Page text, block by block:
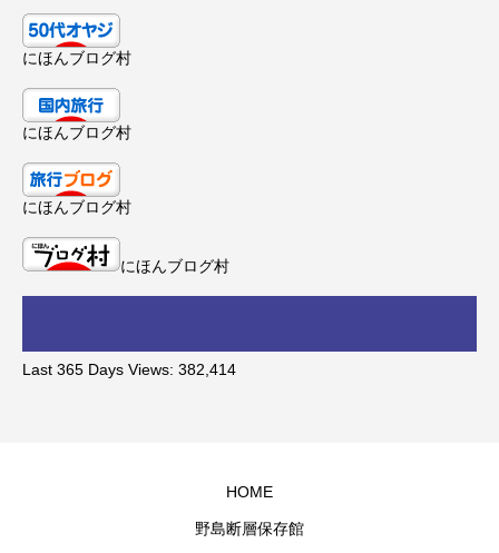
にほんブログ村
にほんブログ村
にほんブログ村
にほんブログ村
Last 365 Days Views: 382,414
HOME
野島断層保存館